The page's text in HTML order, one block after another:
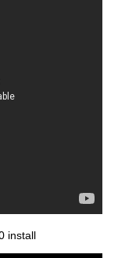
install